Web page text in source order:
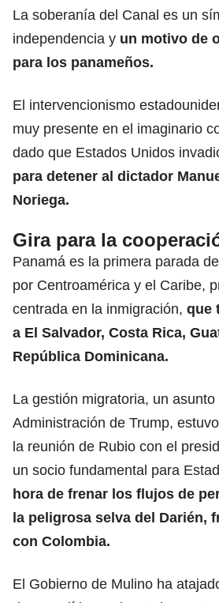
La soberanía del Canal es un
independencia y un motivo de
para los panameños.
El intervencionismo
muy presente en el imaginario
dado que Estados Unidos
para detener al dictador
Noriega.
Gira para la
Panamá es la primera parada
por Centroamérica y el Caribe,
centrada en la inmigración, que
a El Salvador, Costa Rica,
República Dominicana.
La gestión migratoria, un
Administración de Trump,
la reunión de Rubio con el
un socio fundamental para
hora de frenar los flujos de
la peligrosa selva del Darién,
con Colombia.
El Gobierno de Mulino ha